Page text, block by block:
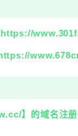
】的域名注册